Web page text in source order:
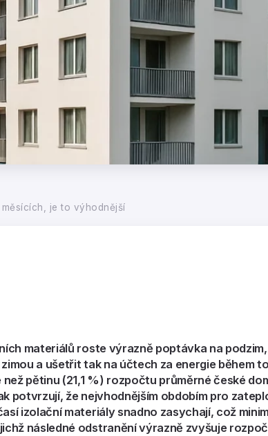
je to výhodnější
materiálů roste výrazně poptávka na podzim,
a ušetřit tak na účtech za energie během
pětinu (21,1 %) rozpočtu průměrné české
potvrzují, že nejvhodnějším obdobím pro
izolační materiály snadno zasychají, což
následné odstranění výrazně zvyšuje